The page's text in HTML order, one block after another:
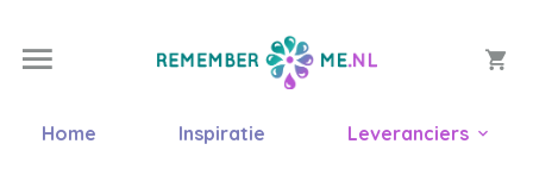
Home Inspiratie Leveranciers